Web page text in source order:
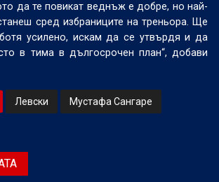
да те повикат веднъж е добре, но най-
сред избраниците на треньора. Ще
усилено, искам да се утвърдя и да
в тима в дългосрочен план“, добави
Левски Мустафа Сангаре